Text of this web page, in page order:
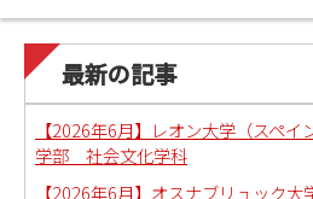
最新の記事
【2026年6月】レオン大学（スペ
学部 社会文化学科
【2026年6月】オスナブリュック